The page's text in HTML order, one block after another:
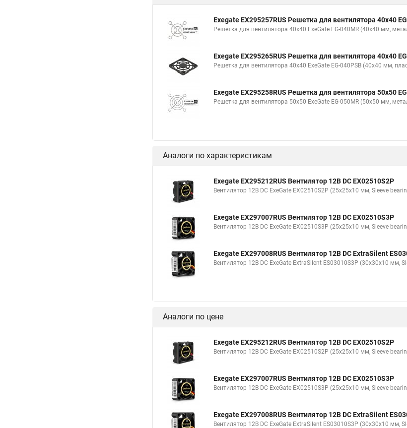
Exegate EX295257RUS Решетка для вентилятора 40x40
Решетка для вентилятора 40x40 ExeGate EG-040MR (40x40 мм,
Exegate EX295265RUS Решетка для вентилятора 40x40
Решетка для вентилятора 40x40 ExeGate EG-040PSB (40x40 мм,
Exegate EX295258RUS Решетка для вентилятора 50х50
Решетка для вентилятора 50х50 ExeGate EG-050MR (50x50 мм,
Аналоги по характеристикам
Exegate EX295212RUS Вентилятор 12В DC EX02510S2P
Вентилятор 12В DC ExeGate EX02510S2P (25x25x10 мм, Sleeve
Exegate EX297007RUS Вентилятор 12В DC EX02510S3P
Вентилятор 12В DC ExeGate EX02510S3P (25x25x10 мм, Sleeve
Exegate EX297008RUS Вентилятор 12В DC ExtraSilent
Вентилятор 12В DC ExeGate ExtraSilent ES03010S3P (30x30x10 мм,
Аналоги по цене
Exegate EX295212RUS Вентилятор 12В DC EX02510S2P
Вентилятор 12В DC ExeGate EX02510S2P (25x25x10 мм, Sleeve
Exegate EX297007RUS Вентилятор 12В DC EX02510S3P
Вентилятор 12В DC ExeGate EX02510S3P (25x25x10 мм, Sleeve
Exegate EX297008RUS Вентилятор 12В DC ExtraSilent
Вентилятор 12В DC ExeGate ExtraSilent ES03010S3P (30x30x10 мм,